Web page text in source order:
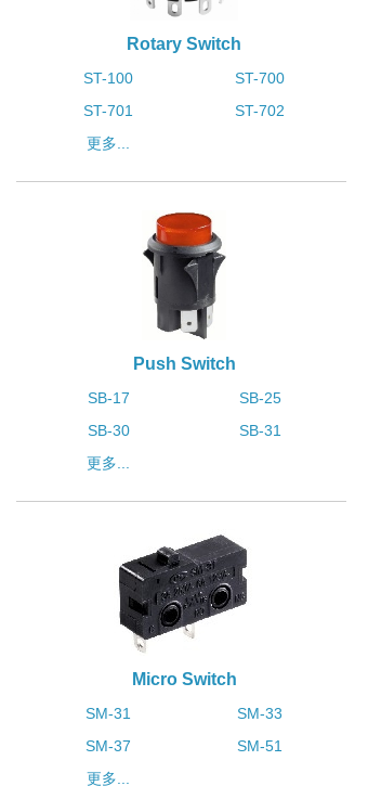
Rotary Switch
ST-100
ST-700
ST-701
ST-702
更多...
Push Switch
SB-17
SB-25
SB-30
SB-31
更多...
Micro Switch
SM-31
SM-33
SM-37
SM-51
更多...